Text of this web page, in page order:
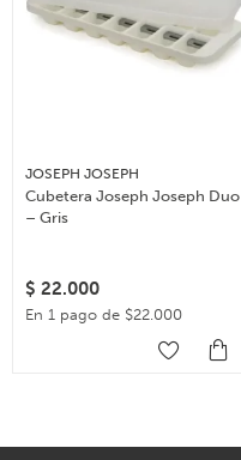
JOSEPH JOSEPH
Cubetera Joseph Joseph Duo
– Gris
$ 22.000
En 1 pago de $22.000